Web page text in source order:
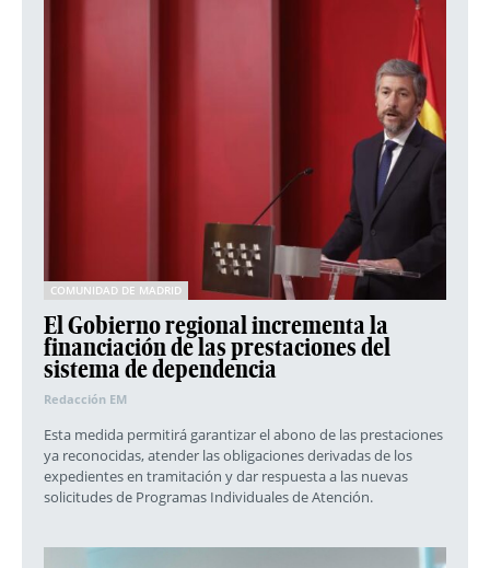
COMUNIDAD DE MADRID
El Gobierno regional incrementa la
financiación de las prestaciones del
sistema de dependencia
Redacción EM
Esta medida permitirá garantizar el abono de las prestaciones
ya reconocidas, atender las obligaciones derivadas de los
expedientes en tramitación y dar respuesta a las nuevas
solicitudes de Programas Individuales de Atención.